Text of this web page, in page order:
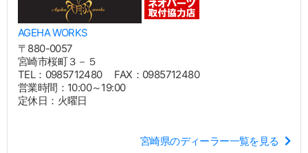
AGEHA WORKS
〒880-0057
宮崎市桜町３－５
TEL：0985712480 FAX：0985712480
営業時間：10:00～19:00
定休日：火曜日
宮崎県のディーラー一覧を見る